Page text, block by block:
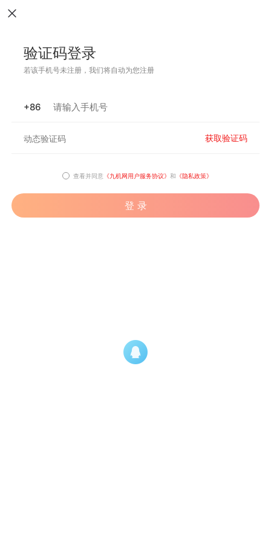
验证码登录
若该手机号未注册，我们将自动为您注册
+86
获取验证码
查看并同意 《九机网用户服务协议》 和 《隐私政策》
登 录